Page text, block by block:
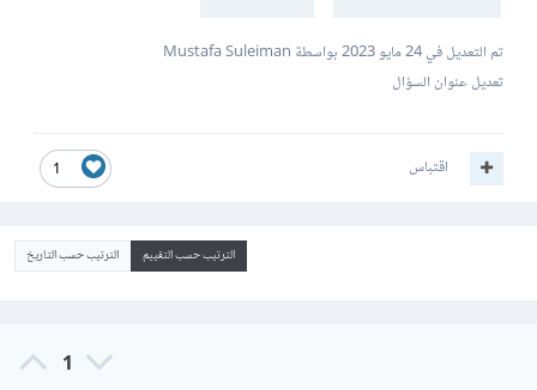
تم التعديل في24 مايو 2023
بواسطة Mustafa Suleiman
تعديل عنوان السؤال
1 اقتباس
الترتيب حسب التقييم الترتيب حسب التاريخ
1